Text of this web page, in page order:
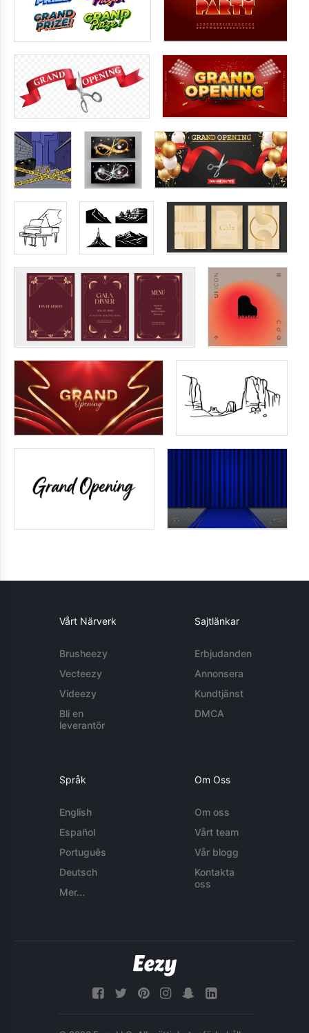
Vårt Närverk
Brusheezy
Vecteezy
Videezy
Bli en
leverantör
Sajtlänkar
Erbjudanden
Annonsera
Kundtjänst
DMCA
Språk
English
Español
Português
Deutsch
Mer...
Om Oss
Om oss
Vårt team
Vår blogg
Kontakta
oss